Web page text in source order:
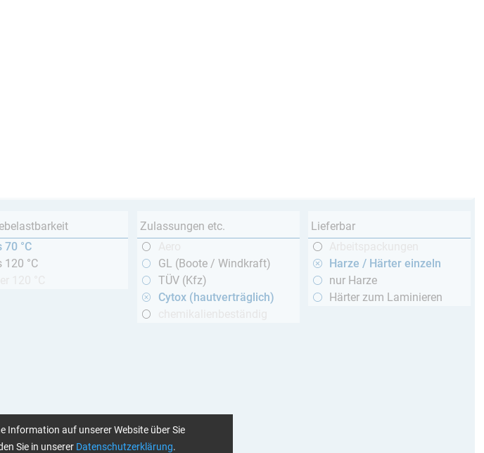
70 °C
120 °C
Zulassungen etc.
GL (Boote / Windkraft)
TÜV (Kfz)
Cytox (hautverträglich)
Lieferbar
Harze / Härter einzeln
nur Harze
Härter zum Laminieren
Information auf unserer Website über Sie
Sie in unserer Datenschutzerklärung.